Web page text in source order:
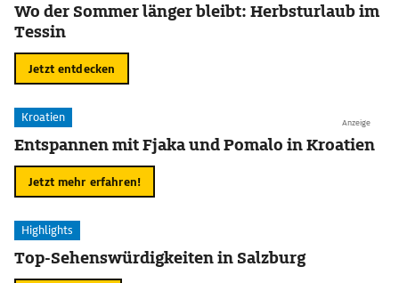
Wo der Sommer länger bleibt: Herbsturlaub im
Tessin
Jetzt entdecken
Anzeige
Kroatien
Entspannen mit Fjaka und Pomalo in Kroatien
Jetzt mehr erfahren!
Highlights
Top-Sehenswürdigkeiten in Salzburg